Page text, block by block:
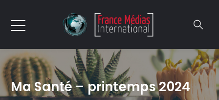
Ma Santé – printemps 2024